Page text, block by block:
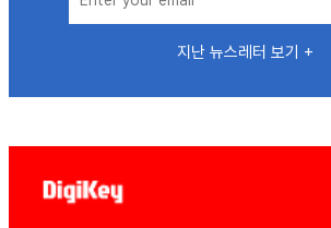
지난 뉴스레터 보기 +